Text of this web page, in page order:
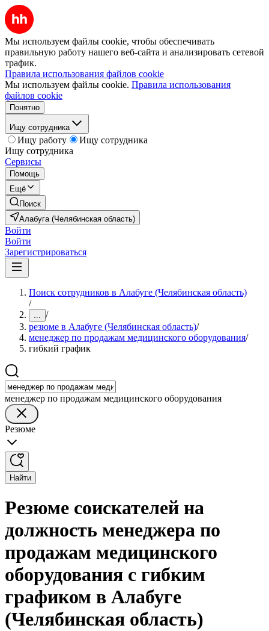
Мы используем файлы cookie, чтобы обеспечивать
правильную работу нашего веб-сайта и анализировать сетевой
трафик.
Правила использования файлов cookie
Мы используем файлы cookie. Правила использования
файлов cookie
Понятно
Ищу сотрудника
Ищу работу
Ищу сотрудника
Ищу сотрудника
Сервисы
Помощь
Ещё
Поиск
Алабуга (Челябинская область)
Войти
Войти
Зарегистрироваться
Поиск сотрудников в Алабуге (Челябинская область)
/
... /
резюме в Алабуге (Челябинская область)/
менеджер по продажам медицинского оборудования/
гибкий график
менеджер по продажам медицинского оборудования
Резюме
Найти
Резюме соискателей на
должность менеджера по
продажам медицинского
оборудования с гибким
графиком в Алабуге
(Челябинская область)